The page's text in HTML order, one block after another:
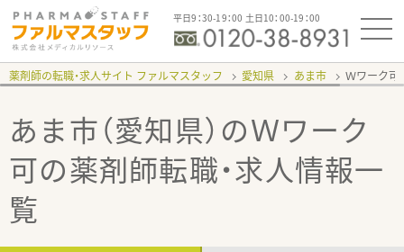
平日9：30-19：00 土日10：00-19：00
薬剤師の転職・求人サイト ファルマスタッフ 愛知県 あま市 Ｗワーク可
あま市（愛知県）のＷワーク
可の薬剤師転職・求人情報一
覧